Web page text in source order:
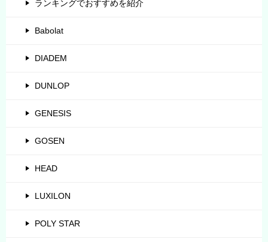
ランキングでおすすめを紹介
Babolat
DIADEM
DUNLOP
GENESIS
GOSEN
HEAD
LUXILON
POLY STAR